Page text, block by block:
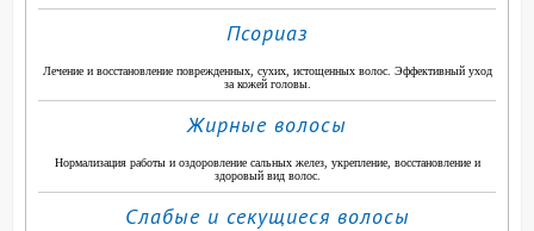
Псориаз
Лечение и восстановление поврежденных, сухих, истощенных волос. Эффективный уход
за кожей головы.
Жирные волосы
Нормализация работы и оздоровление сальных желез, укрепление, восстановление и
здоровый вид волос.
Слабые и секущиеся волосы